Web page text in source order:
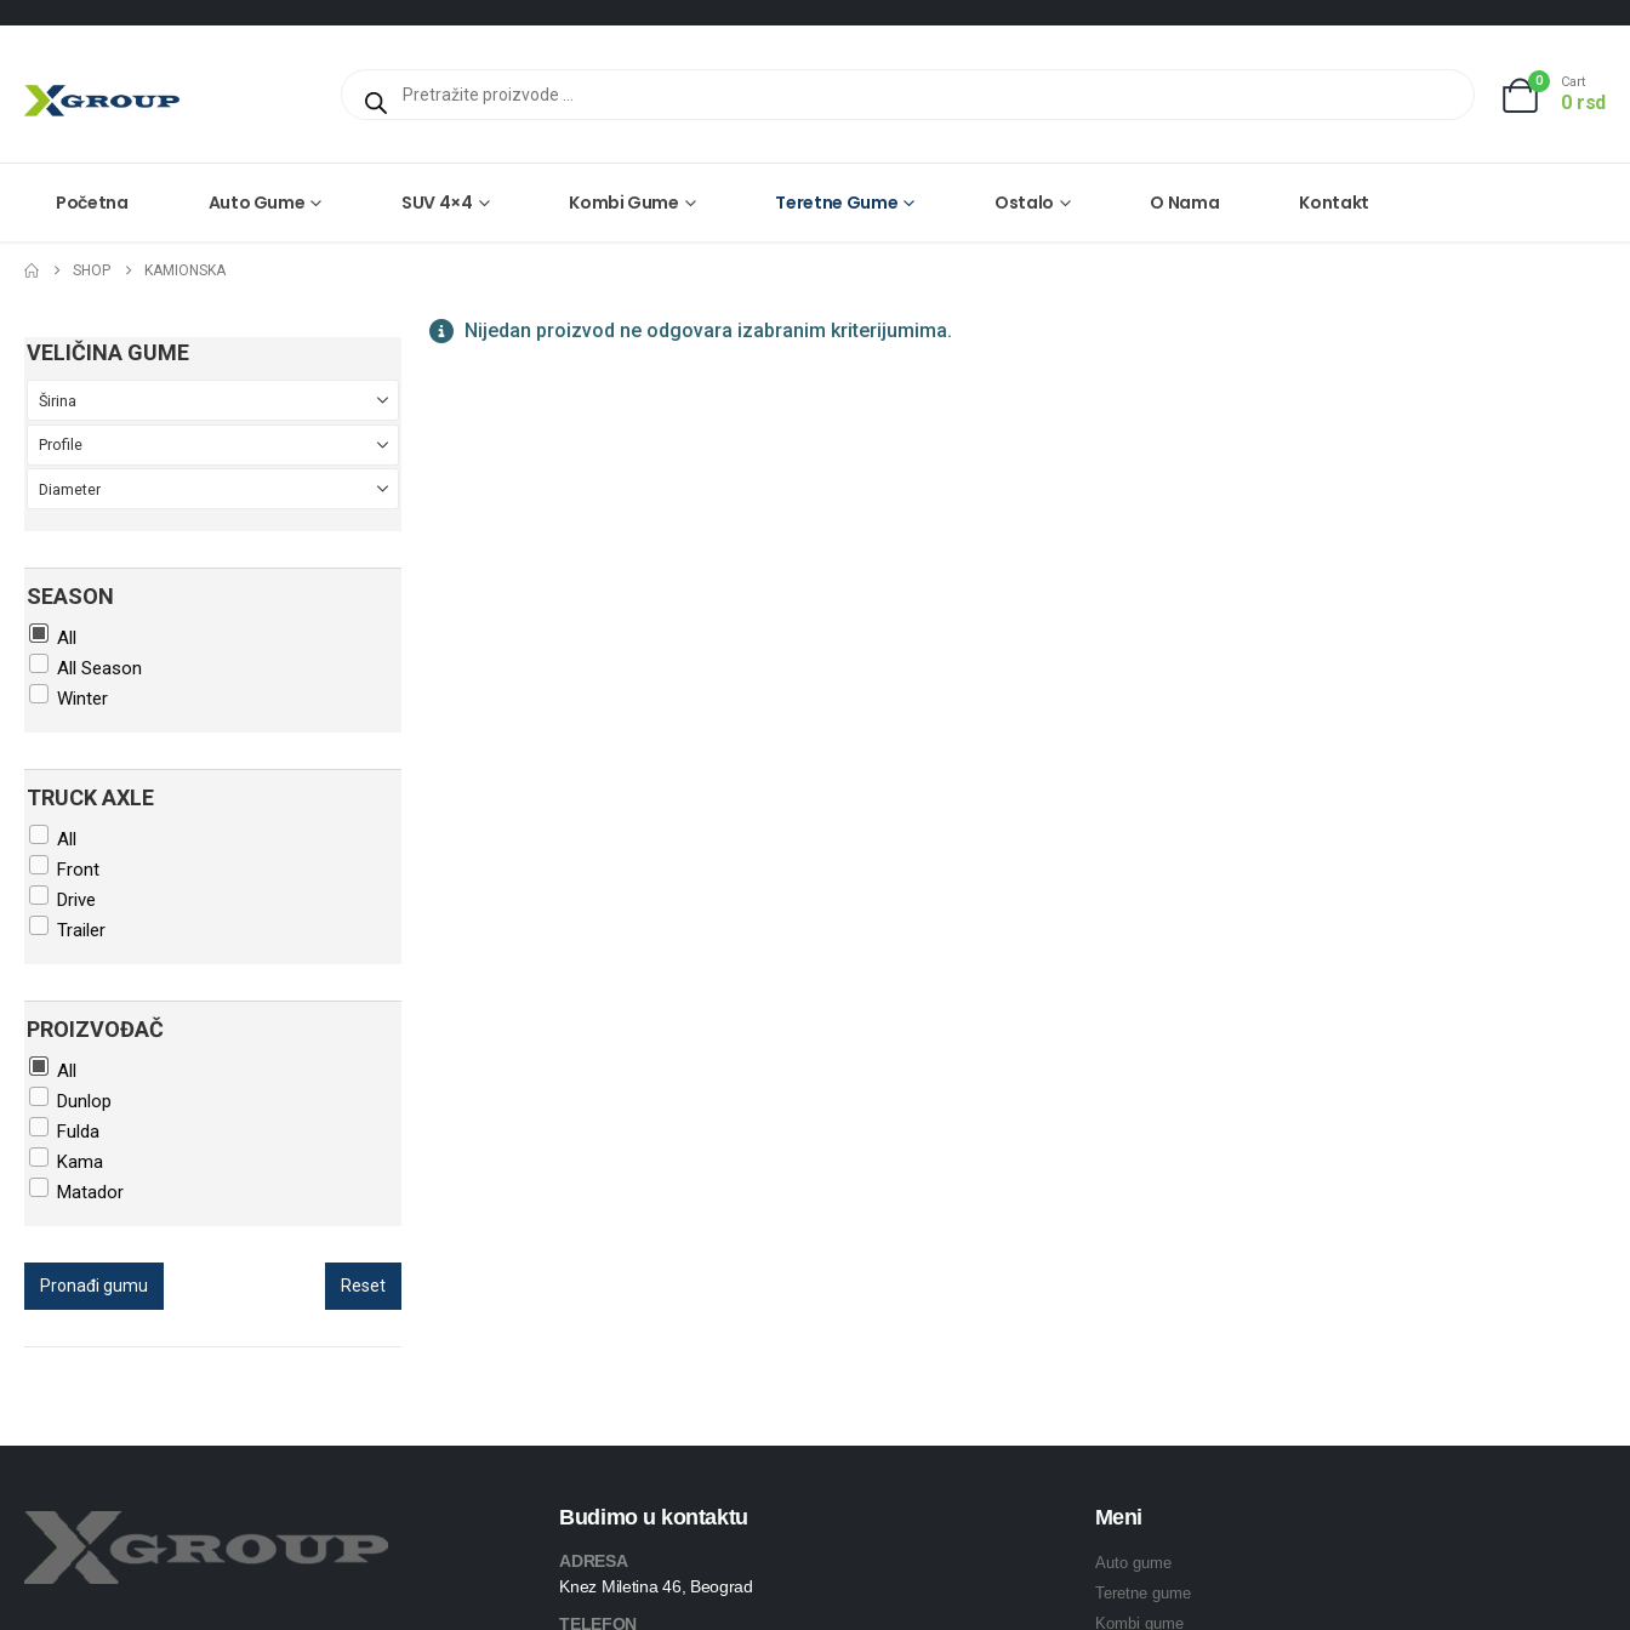
search
0 Cart
0 rsd
Početna Auto Gume SUV 4×4 Kombi Gume Teretne Gume Ostalo O Nama Kontakt
SHOP KAMIONSKA
Nijedan proizvod ne odgovara izabranim kriterijumima.
VELIČINA GUME
SEASON
All
All Season
Winter
TRUCK AXLE
All
Front
Drive
Trailer
PROIZVOĐAČ
All
Dunlop
Fulda
Kama
Matador
Pronađi gumu Reset
Budimo u kontaktu
ADRESA
Knez Miletina 46, Beograd
TELEFON
Meni
Auto gume
Teretne gume
Kombi gume